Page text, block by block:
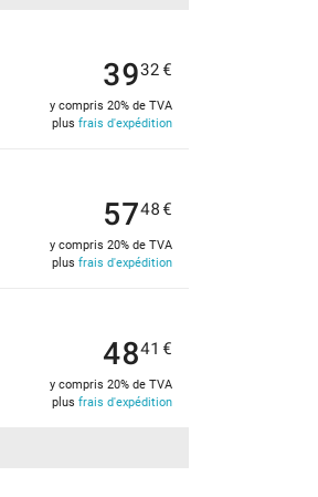
3932 €
y compris 20% de TVA
plus frais d'expédition
5748 €
y compris 20% de TVA
plus frais d'expédition
4841 €
y compris 20% de TVA
plus frais d'expédition